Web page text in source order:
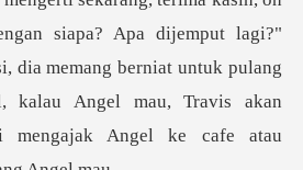
put lagi?"
dia memang berniat untuk pulang
kalau Angel